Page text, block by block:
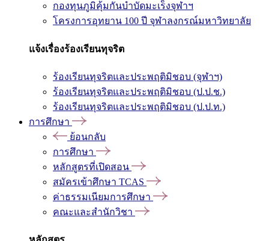
กองทุนภูมิคุ้มกันบำบัดมะเร็งจุฬาฯ
โครงการอุทยาน 100 ปี จุฬาลงกรณ์มหาวิทยาลัย
แจ้งเรื่องร้องเรียนทุจริต
ร้องเรียนทุจริตและประพฤติมิชอบ (จุฬาฯ)
ร้องเรียนทุจริตและประพฤติมิชอบ (ป.ป.ช.)
ร้องเรียนทุจริตและประพฤติมิชอบ (ป.ป.ท.)
การศึกษา
ย้อนกลับ
การศึกษา
หลักสูตรที่เปิดสอน
สมัครเข้าศึกษา TCAS
ค่าธรรมเนียมการศึกษา
คณะและสำนักวิชา